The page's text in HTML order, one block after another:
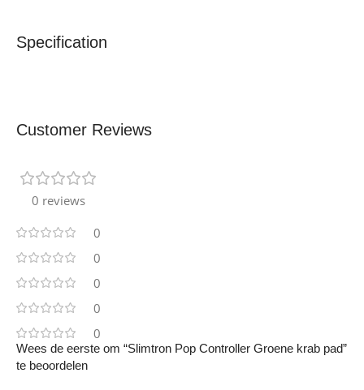
Specification
Customer Reviews
0 reviews
0
0
0
0
0
Wees de eerste om “Slimtron Pop Controller Groene krab pad”
te beoordelen